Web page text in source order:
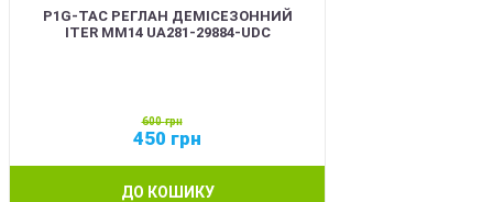
P1G-TAC РЕГЛАН ДЕМІСЕЗОННИЙ
ITER ММ14 UA281-29884-UDC
600грн
450 грн
ДО КОШИКУ